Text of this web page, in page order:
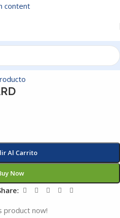
content
Al Carrito
Now
product now!